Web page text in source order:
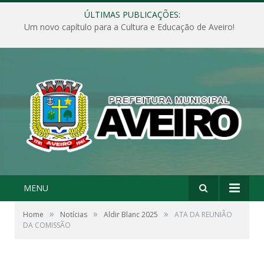
ÚLTIMAS PUBLICAÇÕES:
Um novo capítulo para a Cultura e Educação de Aveiro!
MENU
Home » Notícias » Aldir Blanc 2025 »
ATA DA REUNIÃO
DA COMISSÃO